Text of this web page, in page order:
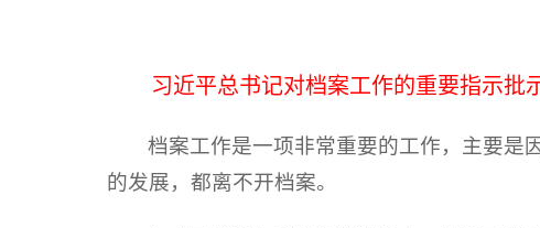
习近平总书记对档案工作的重要指示批
档案工作是一项非常重要的工作，主要是
的发展，都离不开档案。